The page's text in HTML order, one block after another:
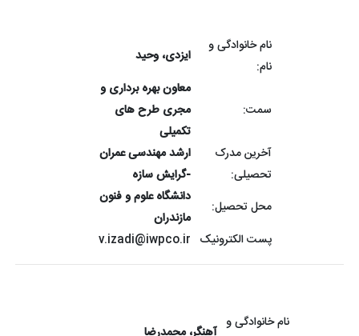
نام خانوادگی و
نام:
ایزدی، وحید
سمت:
معاون بهره برداری و
مجری طرح های
تکمیلی
آخرین مدرک
تحصیلی:
ارشد مهندسی عمران
-گرایش سازه
محل تحصیل:
دانشگاه علوم و فنون
مازندران
پست الکترونیک v.izadi@iwpco.ir
نام خانوادگی و